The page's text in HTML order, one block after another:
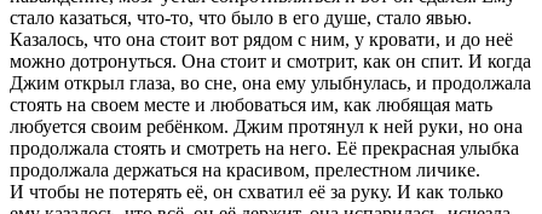
стало казаться, что-то, что было в его душе, стало явью.
Казалось, что она стоит вот рядом с ним, у кровати, и до неё
можно дотронуться. Она стоит и смотрит, как он спит. И когда
Джим открыл глаза, во сне, она ему улыбнулась, и продолжала
стоять на своем месте и любоваться им, как любящая мать
любуется своим ребёнком. Джим протянул к ней руки, но она
продолжала стоять и смотреть на него. Её прекрасная улыбка
продолжала держаться на красивом, прелестном личике.
И чтобы не потерять её, он схватил её за руку. И как только